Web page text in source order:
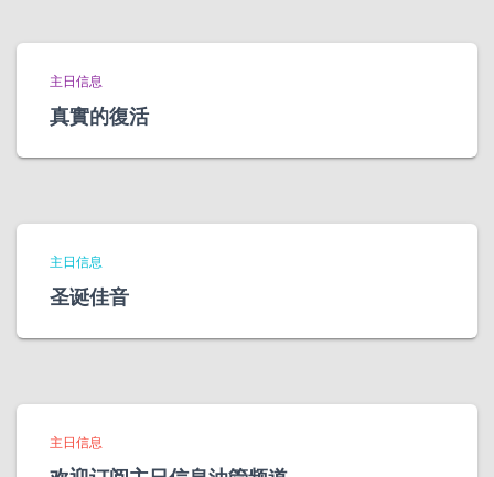
主日信息
真實的復活
主日信息
圣诞佳音
主日信息